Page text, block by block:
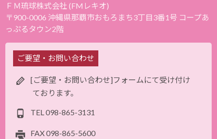
ＦＭ琉球株式会社 (FMレキオ)
〒900-0006 沖縄県那覇市おもろまち3丁目3番1号 コープあ
っぷるタウン2階
ご要望・お問い合わせ
[ご要望・お問い合わせ]フォームにて受け付け
ております。
TEL098-865-3131
FAX098-865-5600